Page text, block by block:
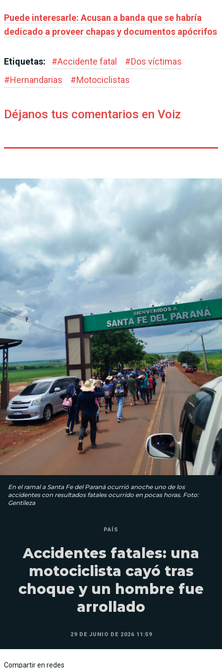
Puede interesarle: Acusan a banda que se habría
dedicado a proveer chapas y documentos apócrifos
Etiquetas: #Accidente fatal #Dos víctimas
#Hernandarias #Motociclistas
Déjanos tus comentarios en Voiz
En el ramal a Santa Fe del Paraná ocurrió anoche uno de los
accidentes con resultados fatales ocurrido en pocas horas. Foto:
Gentileza
PAÍS
Accidentes fatales: una
motociclista cayó tras
choque y un hombre fue
arrollado
29 DE JUNIO DE 2026 11:59
Compartir en redes